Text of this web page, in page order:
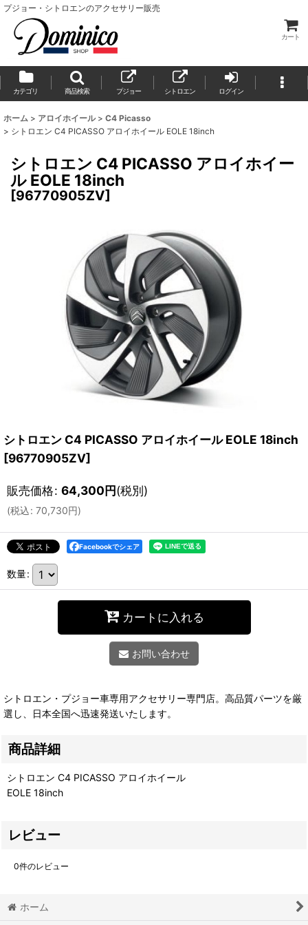
プジョー・シトロエンのアクセサリー販売
カート
カテゴリ 商品検索 プジョー シトロエン ログイン
ホーム > アロイホイール > C4 Picasso
> シトロエン C4 PICASSO アロイホイール EOLE 18inch
シトロエン C4 PICASSO アロイホイー
ル EOLE 18inch
[96770905ZV]
シトロエン C4 PICASSO アロイホイール EOLE 18inch
[96770905ZV]
販売価格: 64,300円(税別)
(税込: 70,730円)
Facebookでシェア
数量:
カートに入れる
お問い合わせ
シトロエン・プジョー車専用アクセサリー専門店。高品質パーツを厳
選し、日本全国へ迅速発送いたします。
商品詳細
シトロエン C4 PICASSO アロイホイール
EOLE 18inch
レビュー
0件のレビュー
ホーム